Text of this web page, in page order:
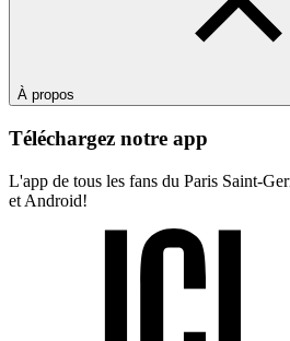
À propos
Téléchargez notre app
L'app de tous les fans du Paris Saint-
et Android!